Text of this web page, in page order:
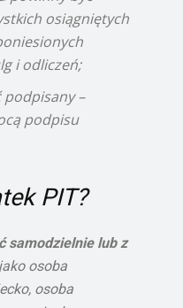
osiągniętych
i odliczeń;
–
podpisu
PIT?
samodzielnie lub z
osoba
osoba